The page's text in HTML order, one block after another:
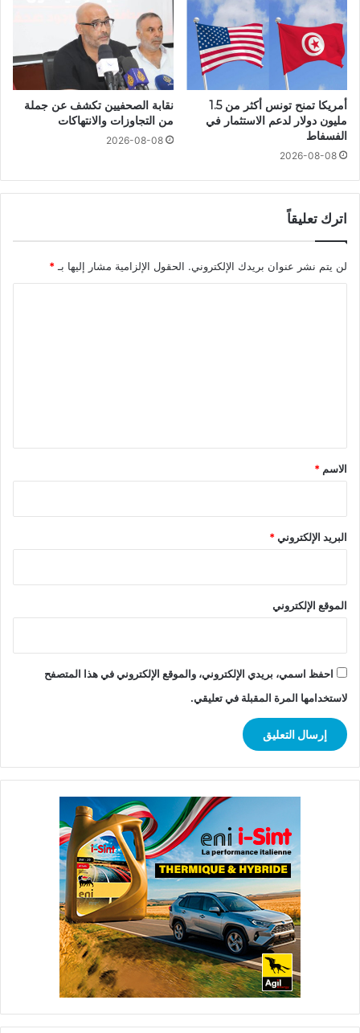
أمريكا تمنح تونس أكثر من 1.5
مليون دولار لدعم الاستثمار في
الفسفاط
2026-08-08
نقابة الصحفيين تكشف عن جملة
من التجاوزات والانتهاكات
2026-08-08
اترك تعليقاً
لن يتم نشر عنوان بريدك الإلكتروني. الحقول الإلزامية مشار إليها بـ *
*
الاسم *
البريد الإلكتروني*
الموقع الإلكتروني
احفظ اسمي، بريدي الإلكتروني، والموقع الإلكتروني في هذا المتصفح
لاستخدامها المرة المقبلة في تعليقي.